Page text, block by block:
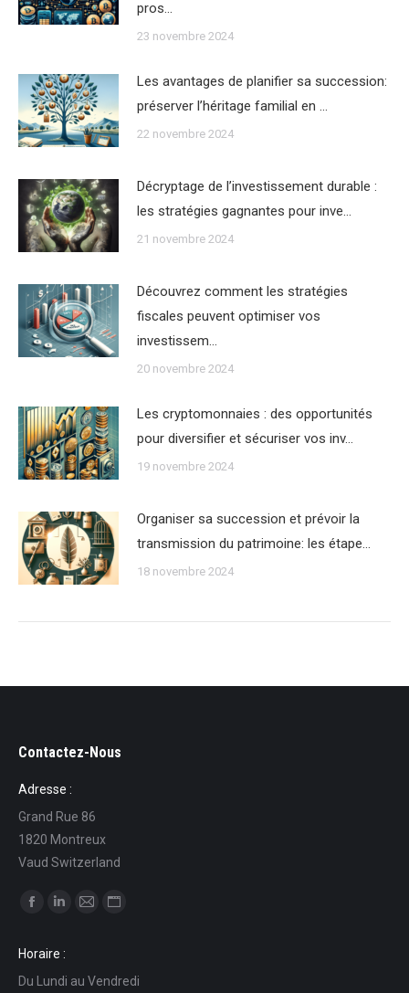
pros…
23 novembre 2024
Les avantages de planifier sa succession:
préserver l’héritage familial en …
22 novembre 2024
Décryptage de l’investissement durable :
les stratégies gagnantes pour inve…
21 novembre 2024
Découvrez comment les stratégies
fiscales peuvent optimiser vos
investissem…
20 novembre 2024
Les cryptomonnaies : des opportunités
pour diversifier et sécuriser vos inv…
19 novembre 2024
Organiser sa succession et prévoir la
transmission du patrimoine: les étape…
18 novembre 2024
Contactez-Nous
Adresse :
Grand Rue 86
1820 Montreux
Vaud Switzerland
Trouvez nous sur :
Facebook
s'ouvre
LinkedIn
s'ouvremail Web
Horaire :
Du Lundi au Vendredi